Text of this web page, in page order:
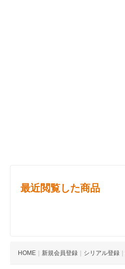
最近閲覧した商品
HOME 新規会員登録 シリアル登録